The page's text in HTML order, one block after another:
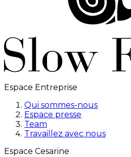
Espace Entreprise
Qui sommes-nous
Espace presse
Team
Travaillez avec nous
Espace Cesarine